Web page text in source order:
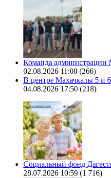
Команда администрации
02.08.2026 11:00 (266)
В центре Махачкалы 5 и
04.08.2026 17:50 (218)
Социальный фонд
28.07.2026 10:59 (1 716)